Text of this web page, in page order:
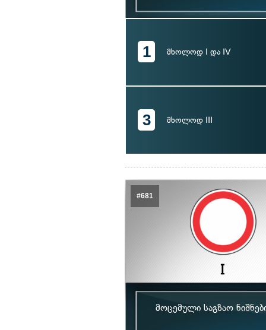
1 მხოლოდ I და IV
3 მხოლოდ III
#681
მოცემული საგზაო